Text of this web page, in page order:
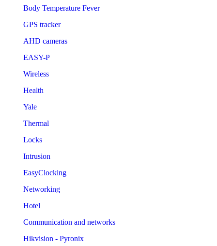
Body Temperature Fever
GPS tracker
AHD cameras
EASY-P
Wireless
Health
Yale
Thermal
Locks
Intrusion
EasyClocking
Networking
Hotel
Communication and networks
Hikvision - Pyronix